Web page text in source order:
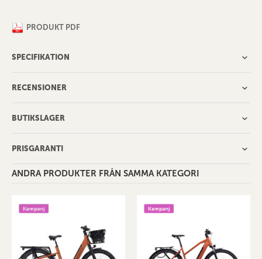
PRODUKT PDF
SPECIFIKATION
RECENSIONER
BUTIKSLAGER
PRISGARANTI
ANDRA PRODUKTER FRÅN SAMMA KATEGORI